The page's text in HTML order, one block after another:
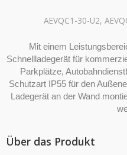
AEVQC1-30-U2,
Mit einem
Schnellladegerät für
Parkplätze,
Schutzart IP55 für den
Ladegerät an der Wand
Über das Produkt